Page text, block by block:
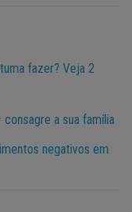
fazer? Veja 2
a sua família
negativos em